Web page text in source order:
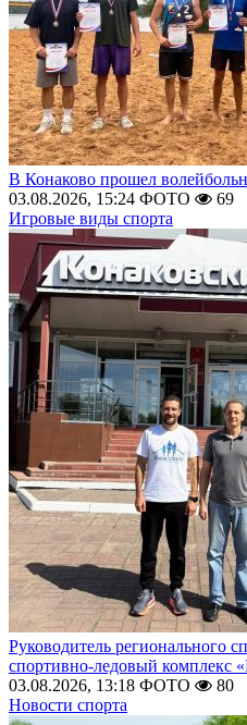
В Конаково прошел
03.08.2026, 15:24 ФОТО
69
Игровые виды спорта
Руководитель регионального
спортивно-ледовый комплекс
03.08.2026, 13:18 ФОТО
80
Новости спорта